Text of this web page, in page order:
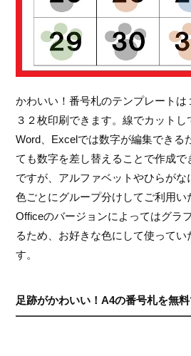
かわいい！番号札のテンプレート
３２枚印刷できます。線でカットし
Word、Excelでは数字が編集できる
ても数字を差し替えることで作成
ですが、アルファベットやひらがな
色ごとにグループ分けしてご利用い
Officeのバージョンによってはグラ
るため、お好きな色にして使ってい
す。
足跡がかわいい！A4の番号札を無